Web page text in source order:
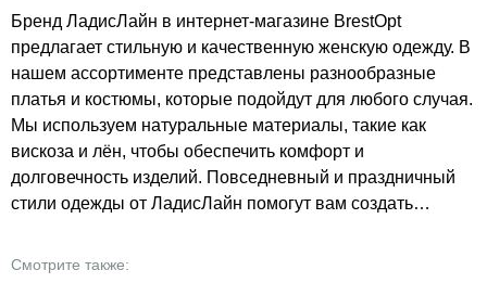
Бренд ЛадисЛайн в интернет-магазине BrestOpt
предлагает стильную и качественную женскую одежду. В
нашем ассортименте представлены разнообразные
платья и костюмы, которые подойдут для любого случая.
Мы используем натуральные материалы, такие как
вискоза и лён, чтобы обеспечить комфорт и
долговечность изделий. Повседневный и праздничный
стили одежды от ЛадисЛайн помогут вам создать
зелёный, позволяет каждой женщине найти что-то по
Смотрите также: